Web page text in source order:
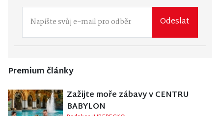
Odeslat
Premium články
Zažijte moře zábavy v CENTRU
BABYLON